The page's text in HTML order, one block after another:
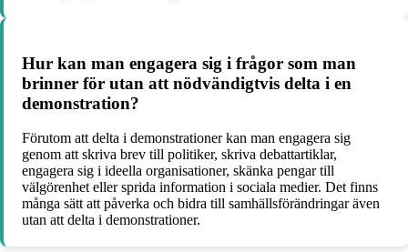
Hur kan man engagera sig i frågor som man
brinner för utan att nödvändigtvis delta i en
demonstration?
Förutom att delta i demonstrationer kan man engagera sig
genom att skriva brev till politiker, skriva debattartiklar,
engagera sig i ideella organisationer, skänka pengar till
välgörenhet eller sprida information i sociala medier. Det finns
många sätt att påverka och bidra till samhällsförändringar även
utan att delta i demonstrationer.